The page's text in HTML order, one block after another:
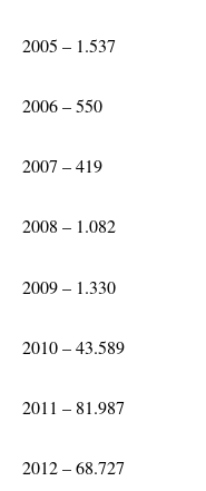
2005 – 1.537
2006 – 550
2007 – 419
2008 – 1.082
2009 – 1.330
2010 – 43.589
2011 – 81.987
2012 – 68.727